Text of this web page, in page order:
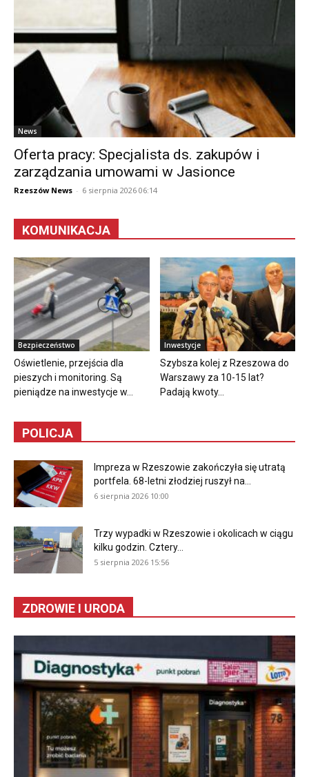
News
Oferta pracy: Specjalista ds. zakupów i
zarządzania umowami w Jasionce
Rzeszów News - 6 sierpnia 2026 06:14
KOMUNIKACJA
Bezpieczeństwo
Oświetlenie, przejścia dla
pieszych i monitoring. Są
pieniądze na inwestycje w...
Inwestycje
Szybsza kolej z Rzeszowa do
Warszawy za 10-15 lat?
Padają kwoty...
POLICJA
Impreza w Rzeszowie zakończyła się utratą
portfela. 68-letni złodziej ruszył na...
6 sierpnia 2026 10:00
Trzy wypadki w Rzeszowie i okolicach w ciągu
kilku godzin. Cztery...
5 sierpnia 2026 15:56
ZDROWIE I URODA